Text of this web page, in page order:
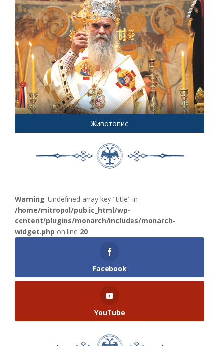
Животопис
Warning: Undefined array key "title" in
/home/mitropol/public_html/wp-
content/plugins/monarch/includes/monarch-
widget.php on line 20
Facebook
YouTube